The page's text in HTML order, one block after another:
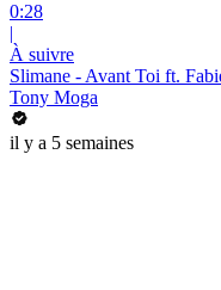
0:28
|
À suivre
Slimane - Avant Toi ft.
Tony Moga
il y a 5 semaines